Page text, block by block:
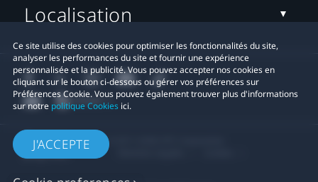
Ce site utilise des cookies pour optimiser les fonctionnalités du site,
analyser les performances du site et fournir une expérience
personnalisée et la publicité. Vous pouvez accepter nos cookies en
cliquant sur le bouton ci-dessous ou gérer vos préférences sur
Préférences Cookie. Vous pouvez également trouver plus d'informations
sur notre politique Cookies ici.
J'ACCEPTE
Localisation
© 2011-2026 HTC Corporation